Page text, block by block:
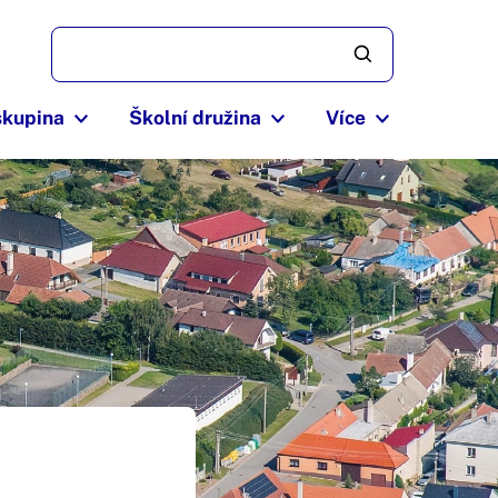
Školní družina Více